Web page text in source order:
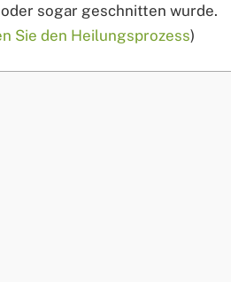
sogar geschnitten wurde.
Sie den Heilungsprozess)